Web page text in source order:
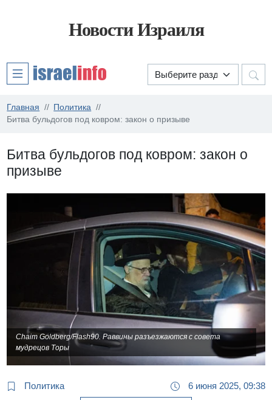
Новости Израиля
Главная
Политика
Битва бульдогов под ковром: закон о призыве
Битва бульдогов под ковром: закон о
призыве
Chaim Goldberg/Flash90. Раввины разъезжаются с совета
мудрецов Торы
Политика 6 июня 2025, 09:38